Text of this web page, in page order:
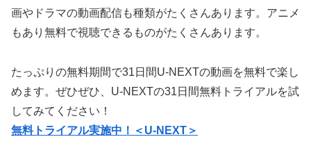
画やドラマの動画配信も種類がたくさんあります。アニメ
もあり無料で視聴できるものがたくさんあります。
たっぷりの無料期間で31日間U-NEXTの動画を無料で楽し
めます。ぜひぜひ、U-NEXTの31日間無料トライアルを試
してみてください！
無料トライアル実施中！＜U-NEXT＞